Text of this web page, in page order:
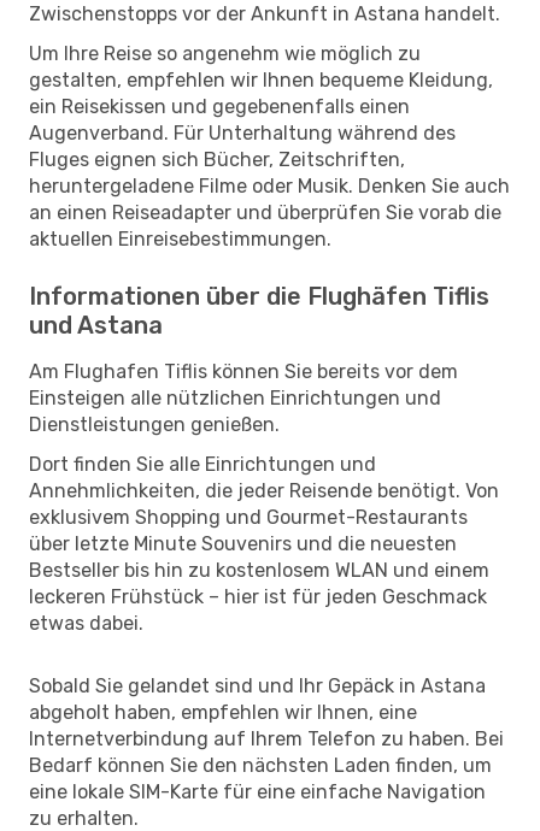
Zwischenstopps vor der Ankunft in Astana handelt.
Um Ihre Reise so angenehm wie möglich zu
gestalten, empfehlen wir Ihnen bequeme Kleidung,
ein Reisekissen und gegebenenfalls einen
Augenverband. Für Unterhaltung während des
Fluges eignen sich Bücher, Zeitschriften,
heruntergeladene Filme oder Musik. Denken Sie auch
an einen Reiseadapter und überprüfen Sie vorab die
aktuellen Einreisebestimmungen.
Informationen über die Flughäfen Tiflis
und Astana
Am Flughafen Tiflis können Sie bereits vor dem
Einsteigen alle nützlichen Einrichtungen und
Dienstleistungen genießen.
Dort finden Sie alle Einrichtungen und
Annehmlichkeiten, die jeder Reisende benötigt. Von
exklusivem Shopping und Gourmet-Restaurants
über letzte Minute Souvenirs und die neuesten
Bestseller bis hin zu kostenlosem WLAN und einem
leckeren Frühstück – hier ist für jeden Geschmack
etwas dabei.
Sobald Sie gelandet sind und Ihr Gepäck in Astana
abgeholt haben, empfehlen wir Ihnen, eine
Internetverbindung auf Ihrem Telefon zu haben. Bei
Bedarf können Sie den nächsten Laden finden, um
eine lokale SIM-Karte für eine einfache Navigation
zu erhalten.